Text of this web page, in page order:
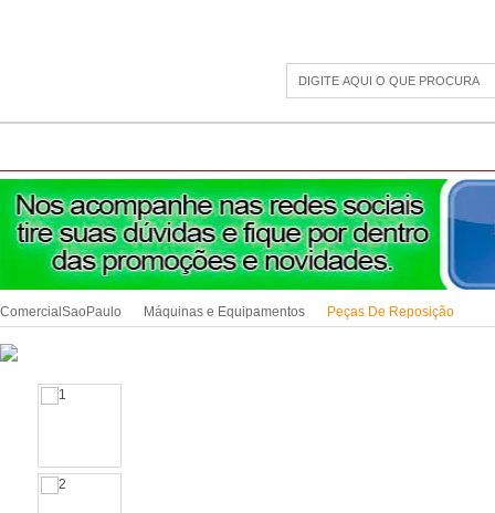
ComercialSaoPaulo Máquinas e Equipamentos Peças De Reposição